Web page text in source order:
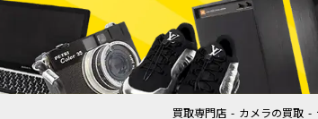
買取専門店 カメラの買取